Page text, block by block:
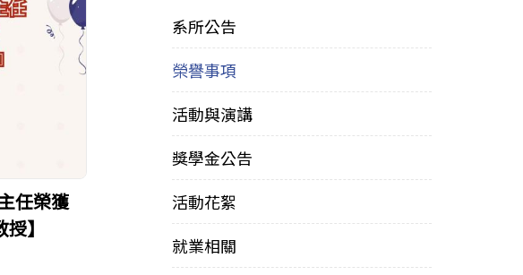
任榮獲
】
系所公告
榮譽事項
活動與演講
獎學金公告
活動花絮
就業相關